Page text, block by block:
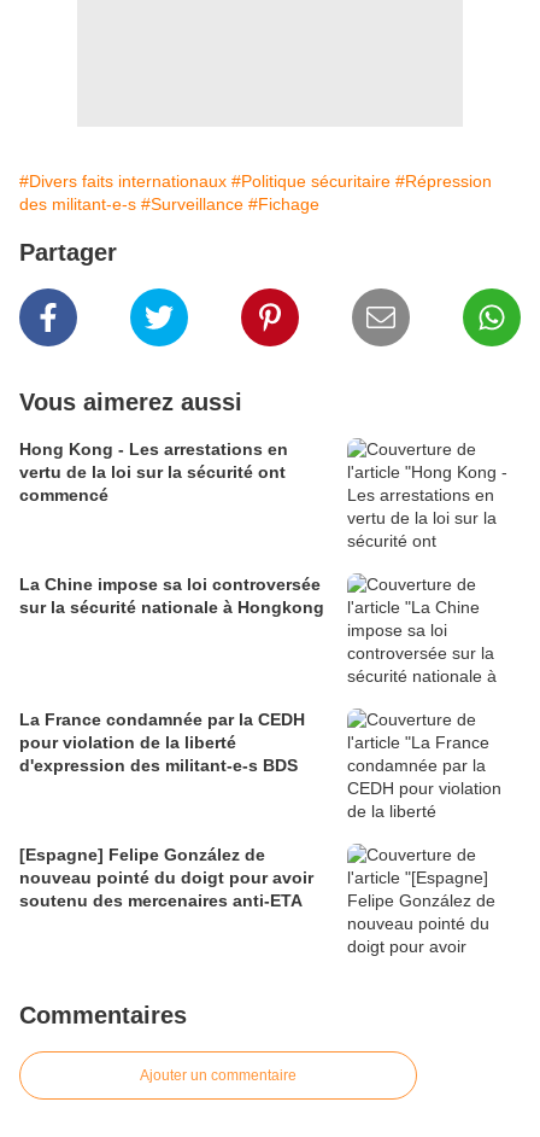
#Divers faits internationaux #Politique sécuritaire #Répression
des militant-e-s #Surveillance #Fichage
Partager
Vous aimerez aussi
Hong Kong - Les arrestations en
vertu de la loi sur la sécurité ont
commencé
La Chine impose sa loi controversée
sur la sécurité nationale à Hongkong
La France condamnée par la CEDH
pour violation de la liberté
d'expression des militant-e-s BDS
[Espagne] Felipe González de
nouveau pointé du doigt pour avoir
soutenu des mercenaires anti-ETA
Commentaires
Ajouter un commentaire